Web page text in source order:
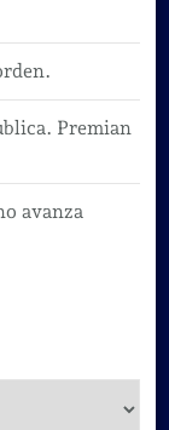
Premian
avanza